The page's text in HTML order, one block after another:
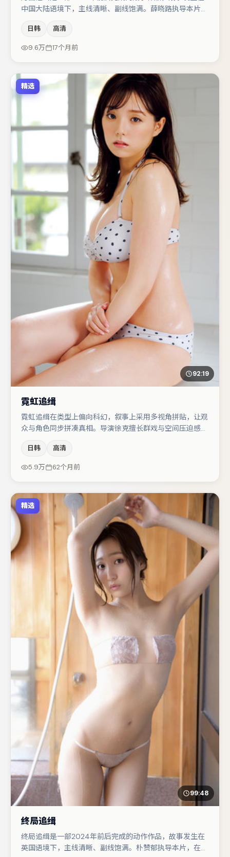
中国大陆语境下，主线清晰、副线饱满。薛晓路执导本片，
当。主演阵容包括菅田将晖、咏梅、大鹏等，角色动机前后
呼应，适合喜欢抠台词与伏笔的观众。若你偏爱强类型与清
日韩 高清
9.6万 17个月前
精选
92:19
霓虹追缉
霓虹追缉在类型上偏向科幻，叙事上采用多视角拼贴，让观
众与角色同步拼凑真相。导演徐克擅长群戏与空间压迫感，
秦海璐、任素汐等，角色动机前后呼应，适合喜欢抠台词与
伏笔的观众。节奏紧凑、反转有度，值得列入片单。
日韩 高清
5.9万 62个月前
精选
99:48
终局追缉
终局追缉是一部2024年前后完成的动作作品，故事发生在
英国语境下，主线清晰、副线饱满。朴赞郁执导本片，在场